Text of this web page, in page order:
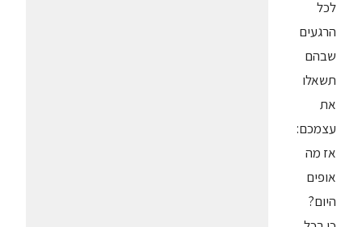
לכל
הרגעים
שבהם
תשאלו
את
עצמכם:
אז מה
אופים
היום?